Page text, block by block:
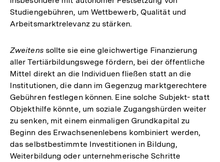
Studiengebühren, um Wettbewerb, Qualität und
Arbeitsmarktrelevanz zu stärken.
Zweitenssollte sie eine gleichwertige Finanzierung
aller Tertiärbildungswege fördern, bei der öffentliche
Mittel direkt an die Individuen fließen statt an die
Institutionen, die dann im Gegenzug marktgerechtere
Gebühren festlegen können. Eine solche Subjekt- statt
Objekthilfe könnte, um soziale Zugangshürden weiter
zu senken, mit einem einmaligen Grundkapital zu
Beginn des Erwachsenenlebens kombiniert werden,
das selbstbestimmte Investitionen in Bildung,
Weiterbildung oder unternehmerische Schritte